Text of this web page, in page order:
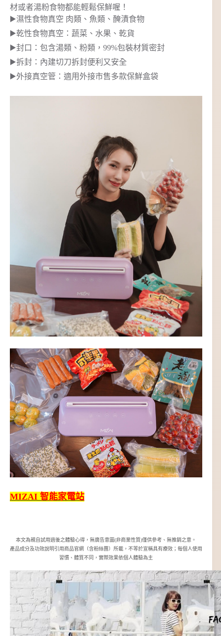
材或者湯粉食物都能輕鬆保鮮喔！
▶️濕性食物真空 肉類、魚類、醃漬食物
▶️乾性食物真空：蔬菜、水果、乾貨
▶️封口：包含湯類、粉類，99%包裝材質密封
▶️拆封：內建切刀拆封便利又安全
▶️外接真空管：適用外接市售多款保鮮盒袋
MIZAI 智能家電站
本文為親自試用過後之體驗心得，無廣告意圖(非商業性質)僅供參考、無推銷之意。
產品成分及功效說明引用商品官網（含粉絲團）所載，不等於宣稱具有療效；每個人使用
習慣、體質不同，實際效果依個人體驗為主